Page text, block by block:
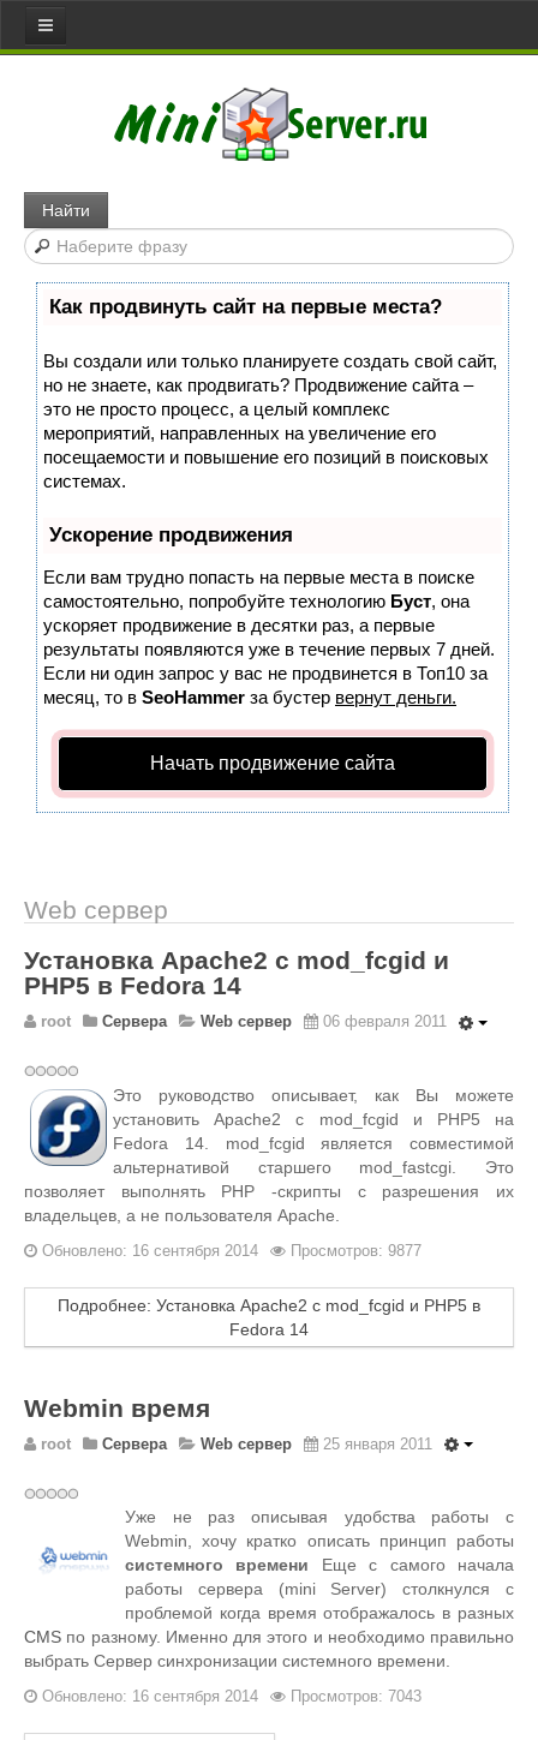
Найти
Как продвинуть сайт на первые места?
Вы создали или только планируете создать свой сайт,
но не знаете, как продвигать? Продвижение сайта –
это не просто процесс, а целый комплекс
мероприятий, направленных на увеличение его
посещаемости и повышение его позиций в поисковых
системах.
Ускорение продвижения
Если вам трудно попасть на первые места в поиске
самостоятельно, попробуйте технологию Буст, она
ускоряет продвижение в десятки раз, а первые
результаты появляются уже в течение первых 7 дней.
Если ни один запрос у вас не продвинется в Топ10 за
месяц, то в SeoHammer за бустер вернут деньги.
Начать продвижение сайта
Web server
Игровой сервер
Медиа сервер
Файловый сервер
Сервер доступа
Коммуникативный сервер
Примеры серверов
Сайты
Joomla
Wordpress
HTML 5
Общее
FAQ
Программы
Оборудование
Операционные системы
Из жизни mini Server
Разное
Контакты
Поиск по сайту
Web сервер
Установка Apache2 с mod_fcgid и
PHP5 в Fedora 14
root Сервера Web сервер 06 февраля 2011
Это руководство описывает, как Вы можете
установить Apache2 с mod_fcgid и PHP5 на
Fedora 14. mod_fcgid является совместимой
альтернативой старшего mod_fastcgi. Это
позволяет выполнять PHP -скрипты с разрешения их
владельцев, а не пользователя Apache.
Обновлено: 16 сентября 2014 Просмотров: 9877
Подробнее: Установка Apache2 с mod_fcgid и PHP5 в
Fedora 14
Webmin время
root Сервера Web сервер 25 января 2011
Уже не раз описывая удобства работы с
Webmin, хочу кратко описать принцип работы
системного времени Еще с самого начала
работы сервера (mini Server) столкнулся с
проблемой когда время отображалось в разных
CMS по разному. Именно для этого и необходимо правильно
выбрать Сервер синхронизации системного времени.
Обновлено: 16 сентября 2014 Просмотров: 7043